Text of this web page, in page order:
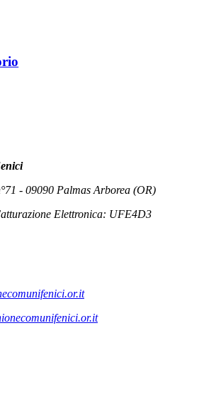
- 09090 Palmas Arborea (OR)
Elettronica: UFE4D3